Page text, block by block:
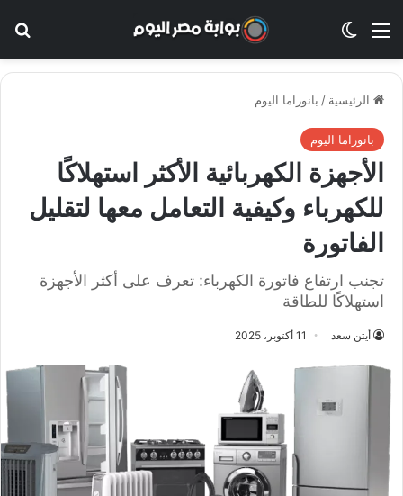
القائمة الوضع المظلم
الرئيسية / بانوراما اليوم
بانوراما اليوم
الأجهزة الكهربائية الأكثر استهلاكًا
للكهرباء وكيفية التعامل معها لتقليل
الفاتورة
تجنب ارتفاع فاتورة الكهرباء: تعرف على أكثر الأجهزة
استهلاكًا للطاقة
أيتن سعد 11 أكتوبر، 2025